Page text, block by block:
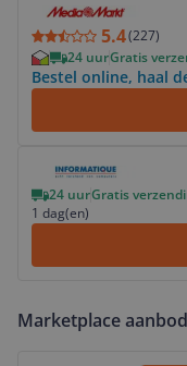
5.4(227)
24 uurGratis
Bestel online, haal
24 uurGratis
1 dag(en)
Marketplace aanbod